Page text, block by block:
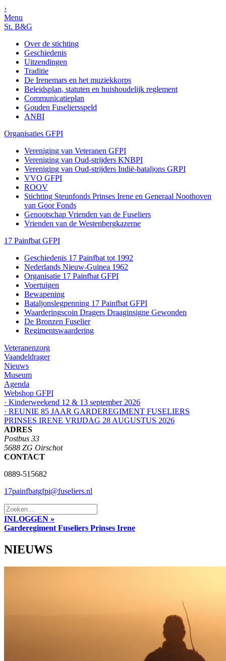
›
Menu
St. B&G
Over de stichting
Geschiedenis
Uitzendingen
Traditie
De Irenemars en het muziekkorps
Beleidsplan, statuten en huishoudelijk reglement
Communicatieplan
Gouden Fuseliersspeld
ANBI
Organisaties GFPI
Vereniging van Veteranen GFPI
Vereniging van Oud-strijders KNBPI
Vereniging van Oud-strijders Indië-bataljons GRPI
VVO GFPI
ROOV
Stichting Steunfonds Prinses Irene en Generaal Noothoven
van Goor Fonds
Genootschap Vrienden van de Fuseliers
Vrienden van de Westenbergkazerne
17 Painfbat GFPI
Geschiedenis 17 Painfbat tot 1992
Nederlands Nieuw-Guinea 1962
Organisatie 17 Painfbat GFPI
Voertuigen
Bewapening
Bataljonslegpenning 17 Painfbat GFPI
Waarderingscoin Dragers Draaginsigne Gewonden
De Bronzen Fuselier
Regimentswaardering
Veteranenzorg
Vaandeldrager
Nieuws
Museum
Agenda
Webshop GFPI
· Kinderweekend 12 & 13 september 2026
· REUNIE 85 JAAR GARDEREGIMENT FUSELIERS
PRINSES IRENE VRIJDAG 28 AUGUSTUS 2026
ADRES
Postbus 33
5688 ZG Oirschot
CONTACT
0889-515682
17painfbatgfpi@fuseliers.nl
INLOGGEN »
Garderegiment Fuseliers Prinses Irene
NIEUWS